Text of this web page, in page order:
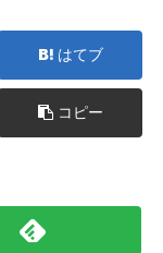
はてブ
コピー